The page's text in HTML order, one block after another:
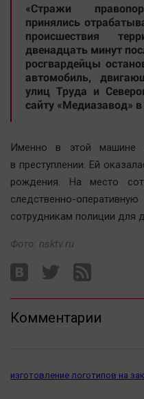
Технологии
Отраслевые темы
Hедвижимость
Образование
Автомобили
XX век: криминальные уроки
Банки
Медиаграмотность
Медицина
Новости компаний
Прогулки по городу Ч
Спецпроект
Статистика
Другие рубрики
«Стражи
принялись
происшествия
двенадцать минут
росгвардейцы
автомобиль,
улиц Труда и
сайту «Медиазавод»
Именно в этой машине
в преступлении. Ей
рождения. На место
следственно-
сотрудникам полиции для
Фото: nsktv.ru
Комментарии
изготовление логотипов на